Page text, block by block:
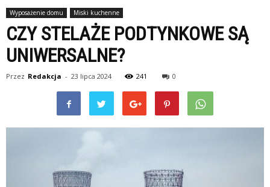
Wyposażenie domu Miski kuchenne
CZY STELAŻE PODTYNKOWE SĄ
UNIWERSALNE?
Przez Redakcja - 23 lipca 2024 241 0